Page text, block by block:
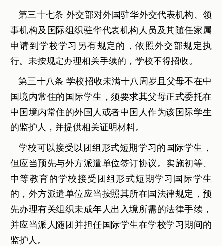
第三十七条 外交部对外国驻华外交代表机构、领
事机构及国际组织驻华代表机构人员及其随任家属
申请到学校学习另有规定的，依照外交部规定执
行。未按规定办理相关手续的，学校不得招收。
第三十八条 学校招收未满十八周岁且父母不在中
国境内常住的国际学生，须要求其父母正式委托在
中国境内常住的外国人或者中国人作为该国际学生
的监护人，并提供相关证明材料。
学校可以接受以团组形式短期学习的国际学生，
但应当预先与外方派遣单位签订协议。实施初等、
中等教育的学校接受团组形式短期学习国际学生
的，外方派遣单位应当按照其所在国法律规定，预
先办理有关组织未成年人出入境所需的法律手续，
并应当派人随团并担任国际学生在学校学习期间的
监护人。